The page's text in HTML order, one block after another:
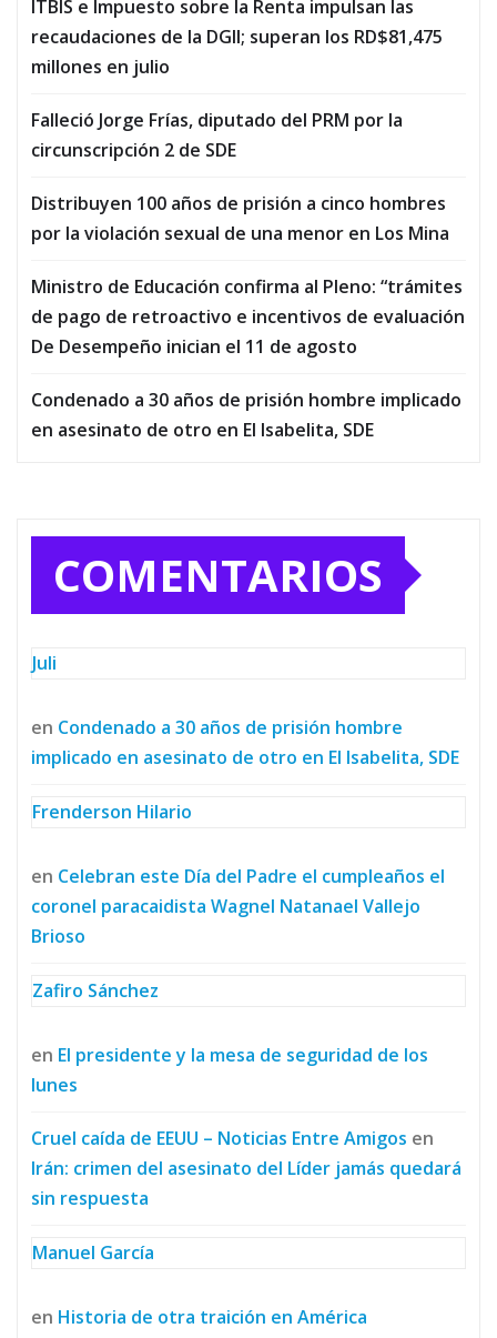
ITBIS e Impuesto sobre la Renta impulsan las
recaudaciones de la DGII; superan los RD$81,475
millones en julio
Falleció Jorge Frías, diputado del PRM por la
circunscripción 2 de SDE
Distribuyen 100 años de prisión a cinco hombres
por la violación sexual de una menor en Los Mina
Ministro de Educación confirma al Pleno: “trámites
de pago de retroactivo e incentivos de evaluación
De Desempeño inician el 11 de agosto
Condenado a 30 años de prisión hombre implicado
en asesinato de otro en El Isabelita, SDE
COMENTARIOS
Juli
en Condenado a 30 años de prisión hombre
implicado en asesinato de otro en El Isabelita, SDE
Frenderson Hilario
en Celebran este Día del Padre el cumpleaños el
coronel paracaidista Wagnel Natanael Vallejo
Brioso
Zafiro Sánchez
en El presidente y la mesa de seguridad de los
lunes
Cruel caída de EEUU – Noticias Entre Amigos en
Irán: crimen del asesinato del Líder jamás quedará
sin respuesta
Manuel García
en Historia de otra traición en América